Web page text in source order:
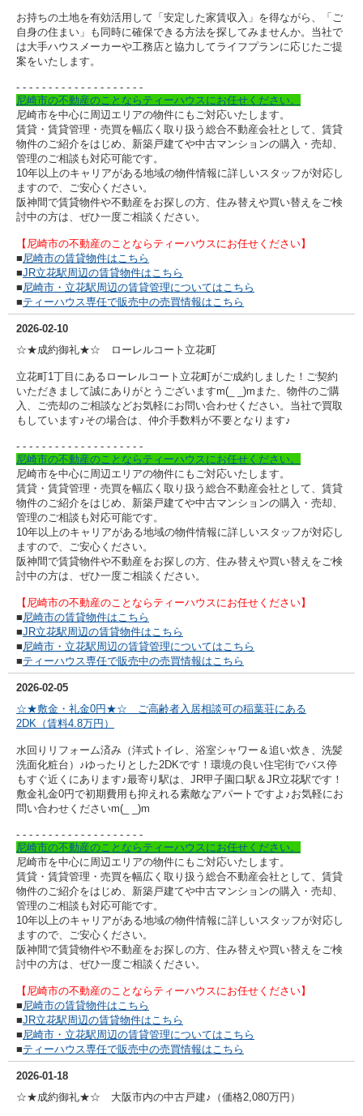
お持ちの土地を有効活用して「安定した家賃収入」を得ながら、「ご
自身の住まい」も同時に確保できる方法を探してみませんか。当社で
は大手ハウスメーカーや工務店と協力してライフプランに応じたご提
案をいたします。
- - - - - - - - - - - - - - - - - - - -
尼崎市の不動産のことならティーハウスにお任せください。
尼崎市を中心に周辺エリアの物件にもご対応いたします。
賃貸・賃貸管理・売買を幅広く取り扱う総合不動産会社として、賃貸
物件のご紹介をはじめ、新築戸建てや中古マンションの購入・売却、
管理のご相談も対応可能です。
10年以上のキャリアがある地域の物件情報に詳しいスタッフが対応し
ますので、ご安心ください。
阪神間で賃貸物件や不動産をお探しの方、住み替えや買い替えをご検
討中の方は、ぜひ一度ご相談ください。
【尼崎市の不動産のことならティーハウスにお任せください】
■ 尼崎市の賃貸物件はこちら
■JR立花駅周辺の賃貸物件はこちら
■ 尼崎市・立花駅周辺の賃貸管理についてはこちら
■ティーハウス専任で販売中の売買情報はこちら
2026-02-10
☆★成約御礼★☆ ローレルコート立花町
立花町1丁目にあるローレルコート立花町がご成約しました！ご契約
いただきまして誠にありがとうございますm(_ _)mまた、物件のご購
入、ご売却のご相談などお気軽にお問い合わせください。当社で買取
もしています♪その場合は、仲介手数料が不要となります♪
- - - - - - - - - - - - - - - - - - - -
尼崎市の不動産のことならティーハウスにお任せください。
尼崎市を中心に周辺エリアの物件にもご対応いたします。
賃貸・賃貸管理・売買を幅広く取り扱う総合不動産会社として、賃貸
物件のご紹介をはじめ、新築戸建てや中古マンションの購入・売却、
管理のご相談も対応可能です。
10年以上のキャリアがある地域の物件情報に詳しいスタッフが対応し
ますので、ご安心ください。
阪神間で賃貸物件や不動産をお探しの方、住み替えや買い替えをご検
討中の方は、ぜひ一度ご相談ください。
【尼崎市の不動産のことならティーハウスにお任せください】
■ 尼崎市の賃貸物件はこちら
■JR立花駅周辺の賃貸物件はこちら
■ 尼崎市・立花駅周辺の賃貸管理についてはこちら
■ティーハウス専任で販売中の売買情報はこちら
2026-02-05
☆★敷金・礼金0円★☆ ご高齢者入居相談可の稲葉荘にある
2DK（賃料4.8万円）
水回りリフォーム済み（洋式トイレ、浴室シャワー＆追い炊き、洗髪
洗面化粧台）♪ゆったりとした2DKです！環境の良い住宅街でバス停
もすぐ近くにあります♪最寄り駅は、JR甲子園口駅＆JR立花駅です！
敷金礼金0円で初期費用も抑えれる素敵なアパートですよ♪お気軽にお
問い合わせくださいm(_ _)m
- - - - - - - - - - - - - - - - - - - -
尼崎市の不動産のことならティーハウスにお任せください。
尼崎市を中心に周辺エリアの物件にもご対応いたします。
賃貸・賃貸管理・売買を幅広く取り扱う総合不動産会社として、賃貸
物件のご紹介をはじめ、新築戸建てや中古マンションの購入・売却、
管理のご相談も対応可能です。
10年以上のキャリアがある地域の物件情報に詳しいスタッフが対応し
ますので、ご安心ください。
阪神間で賃貸物件や不動産をお探しの方、住み替えや買い替えをご検
討中の方は、ぜひ一度ご相談ください。
【尼崎市の不動産のことならティーハウスにお任せください】
■ 尼崎市の賃貸物件はこちら
■JR立花駅周辺の賃貸物件はこちら
■ 尼崎市・立花駅周辺の賃貸管理についてはこちら
■ティーハウス専任で販売中の売買情報はこちら
2026-01-18
☆★成約御礼★☆ 大阪市内の中古戸建♪（価格2,080万円）